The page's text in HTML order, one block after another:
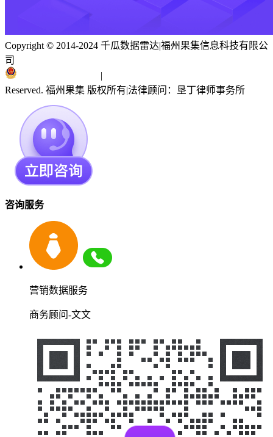
Copyright © 2014-2024 千瓜数据雷达|福州果集信息科技有限公
司
|
Reserved. 福州果集 版权所有|法律顾问：垦丁律师事务所
咨询服务
营销数据服务
商务顾问-文文